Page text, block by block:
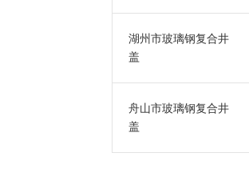
湖州市玻璃钢复合井
盖
舟山市玻璃钢复合井
盖